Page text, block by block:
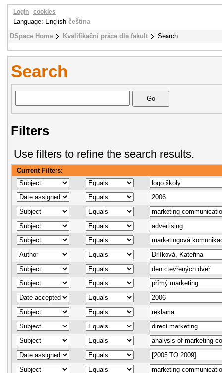
DSpace Home Kvalifikační práce dle fakult Search
Login cookies
Language: English čeština
Search
Filters
Use filters to refine the search results.
Current Filters: